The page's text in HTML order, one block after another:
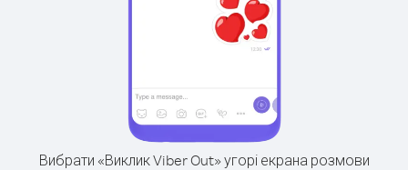
Вибрати «Виклик Viber Out» угорі екрана розмови